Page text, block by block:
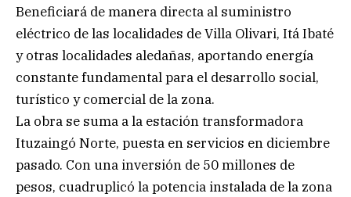
Beneficiará de manera directa al suministro
eléctrico de las localidades de Villa Olivari, Itá Ibaté
y otras localidades aledañas, aportando energía
constante fundamental para el desarrollo social,
turístico y comercial de la zona.
La obra se suma a la estación transformadora
Ituzaingó Norte, puesta en servicios en diciembre
pasado. Con una inversión de 50 millones de
pesos, cuadruplicó la potencia instalada de la zona